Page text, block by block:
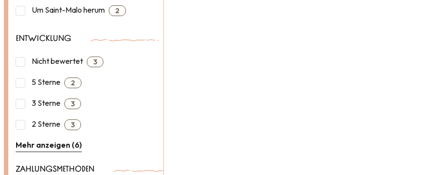
Um Saint-Malo herum 2
ENTWICKLUNG
Nicht bewertet 3
5 Sterne 2
3 Sterne 3
2 Sterne 3
Mehr anzeigen (6)
ZAHLUNGSMETHODEN